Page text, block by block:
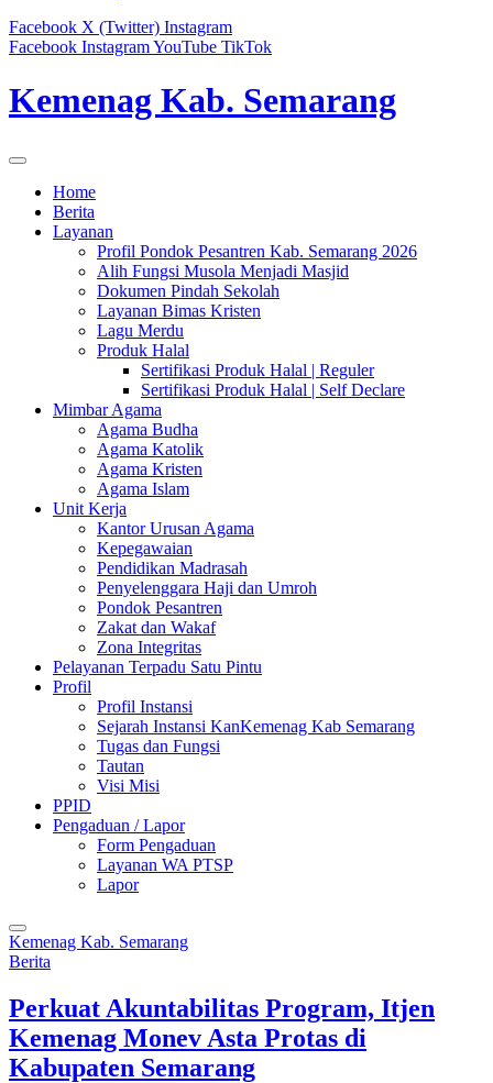
Facebook X (Twitter) Instagram
Facebook InstagramYouTube TikTok
Kemenag Kab. Semarang
Home
Berita
Layanan
Profil Pondok Pesantren Kab. Semarang 2026
Alih Fungsi Musola Menjadi Masjid
Dokumen Pindah Sekolah
Layanan Bimas Kristen
Lagu Merdu
Produk Halal
Sertifikasi Produk Halal | Reguler
Sertifikasi Produk Halal | Self Declare
Mimbar Agama
Agama Budha
Agama Katolik
Agama Kristen
Agama Islam
Unit Kerja
Kantor Urusan Agama
Kepegawaian
Pendidikan Madrasah
Penyelenggara Haji dan Umroh
Pondok Pesantren
Zakat dan Wakaf
Zona Integritas
Pelayanan Terpadu Satu Pintu
Profil
Profil Instansi
Sejarah Instansi KanKemenag Kab Semarang
Tugas dan Fungsi
Tautan
Visi Misi
PPID
Pengaduan / Lapor
Form Pengaduan
Layanan WA PTSP
Lapor
Kemenag Kab. Semarang
Berita
Perkuat Akuntabilitas Program, Itjen
Kemenag Monev Asta Protas di
Kabupaten Semarang